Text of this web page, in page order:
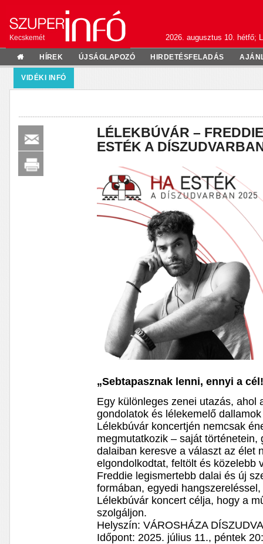
Kecskemét 2026. augusztus 10. hétfő;
HÍREK ÚJSÁGLAPOZÓ HIRDETÉSFELADÁS
VIDÉKI INFÓ
LÉLEKBÚVÁR –
ESTÉK A
„Sebtapasznak lenni, ennyi a
Egy különleges zenei utazás, ahol
gondolatok és lélekemelő
Lélekbúvár koncertjén nemcsak
megmutatkozik – saját történetein,
dalaiban keresve a választ az élet
elgondolkodtat, feltölt és közelebb
Freddie legismertebb dalai és új
formában, egyedi
Lélekbúvár koncert célja, hogy a
szolgáljon.
Helyszín: VÁROSHÁZA
Időpont: 2025. július 11., péntek